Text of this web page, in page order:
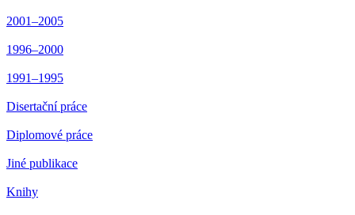
2001–2005
1996–2000
1991–1995
Disertační práce
Diplomové práce
Jiné publikace
Knihy